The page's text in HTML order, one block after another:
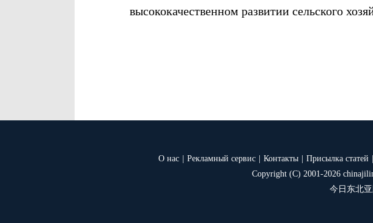
высококачественном развитии сельского
О нас Рекламный сервис Контакты Присылка статей
Copyright (C) 2001-2026
今日东北